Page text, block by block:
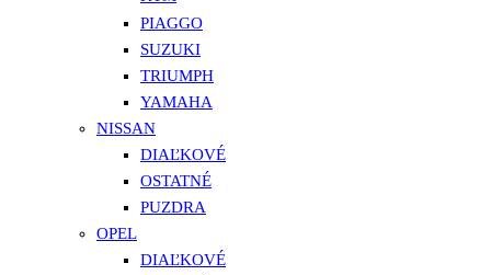
PIAGGO
SUZUKI
TRIUMPH
YAMAHA
NISSAN
DIAĽKOVÉ
OSTATNÉ
PUZDRA
OPEL
DIAĽKOVÉ